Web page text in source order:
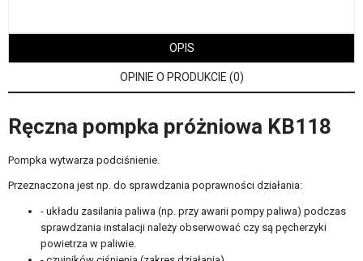
OPIS
OPINIE O PRODUKCIE (0)
Ręczna pompka próżniowa KB118
Pompka wytwarza podciśnienie.
Przeznaczona jest np. do sprawdzania poprawności działania:
- układu zasilania paliwa (np. przy awarii pompy paliwa) podczas
sprawdzania instalacji należy obserwować czy są pęcherzyki
powietrza w paliwie.